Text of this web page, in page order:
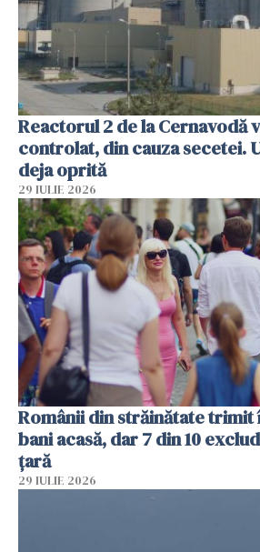
Reactorul 2 de la Cernavodă
controlat, din cauza secetei.
deja oprită
29 IULIE 2026
Românii din străinătate
bani acasă, dar 7 din 10
țară
29 IULIE 2026